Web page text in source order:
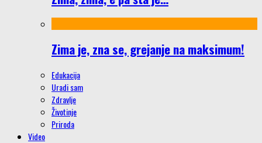
Zima je, zna se, grejanje na maksimum!
Edukacija
Uradi sam
Zdravlje
Životinje
Priroda
Video